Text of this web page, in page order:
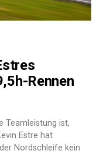
Rennen
Teamleistung ist,
Estre hat
Nordschleife kein